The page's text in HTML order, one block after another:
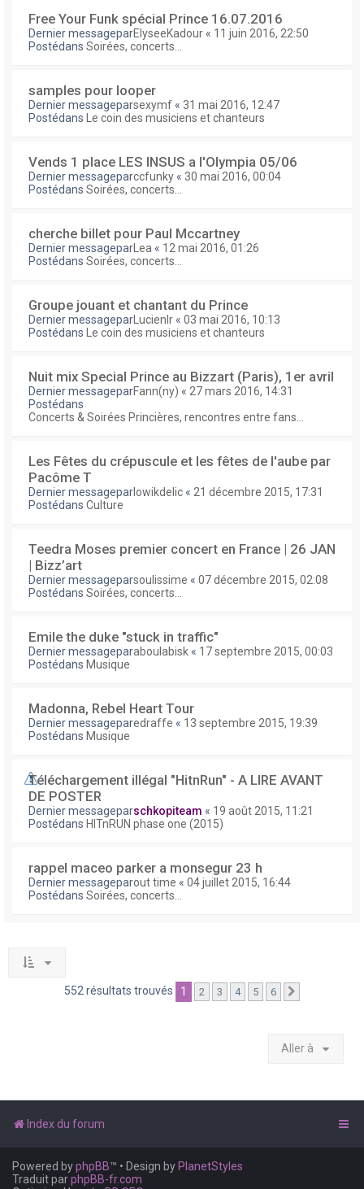
Free Your Funk spécial Prince 16.07.2016
Dernier messageparElyseeKadour « 11 juin 2016, 22:50
Postédans Soirées, concerts...
samples pour looper
Dernier messageparsexymf « 31 mai 2016, 12:47
Postédans
Le coin des musiciens et chanteurs
Vends 1 place LES INSUS a l'Olympia 05/06
Dernier messageparccfunky « 30 mai 2016, 00:04
Postédans Soirées, concerts...
cherche billet pour Paul Mccartney
Dernier messagepar Lea « 12 mai 2016, 01:26
Postédans Soirées, concerts...
Groupe jouant et chantant du Prince
Dernier messagepar Lucienlr « 03 mai 2016, 10:13
Postédans
Le coin des musiciens et chanteurs
Nuit mix Special Prince au Bizzart (Paris), 1er avril
Dernier messageparFann(ny) « 27 mars 2016, 14:31
Postédans
Concerts & Soirées Princières, rencontres entre fans...
Les Fêtes du crépuscule et les fêtes de l'aube par
Pacôme T
Dernier messageparlowikdelic « 21 décembre 2015, 17:31
Postédans Culture
Teedra Moses premier concert en France | 26 JAN
| Bizz’art
Dernier messageparsoulissime « 07 décembre 2015, 02:08
Postédans Soirées, concerts...
Emile the duke "stuck in traffic"
Dernier messageparaboulabisk « 17 septembre 2015, 00:03
Postédans Musique
Madonna, Rebel Heart Tour
Dernier messageparedraffe « 13 septembre 2015, 19:39
Postédans Musique
Téléchargement illégal "HitnRun" - A LIRE AVANT
DE POSTER
Dernier messageparschkopiteam « 19 août 2015, 11:21
Postédans HITnRUN phase one (2015)
rappel maceo parker a monsegur 23 h
Dernier messageparout time « 04 juillet 2015, 16:44
Postédans Soirées, concerts...
552 résultats trouvés 1 2 3 4 5 6
Aller à
Index du forum
Powered byphpBB™ • Design by PlanetStyles
Traduit parphpBB-fr.com